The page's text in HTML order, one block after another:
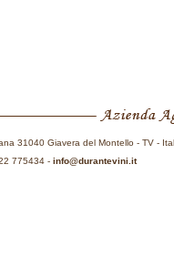
31040 Giavera del Montello - TV -
775434 - info@durantevini.it